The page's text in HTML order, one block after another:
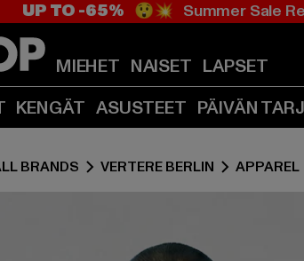
UP TO -65% 😲💥 Summer Sale
MIEHET NAISET LAPSET
KENGÄT ASUSTEET PÄIVÄN
BRANDS VERTERE BERLIN APPAREL